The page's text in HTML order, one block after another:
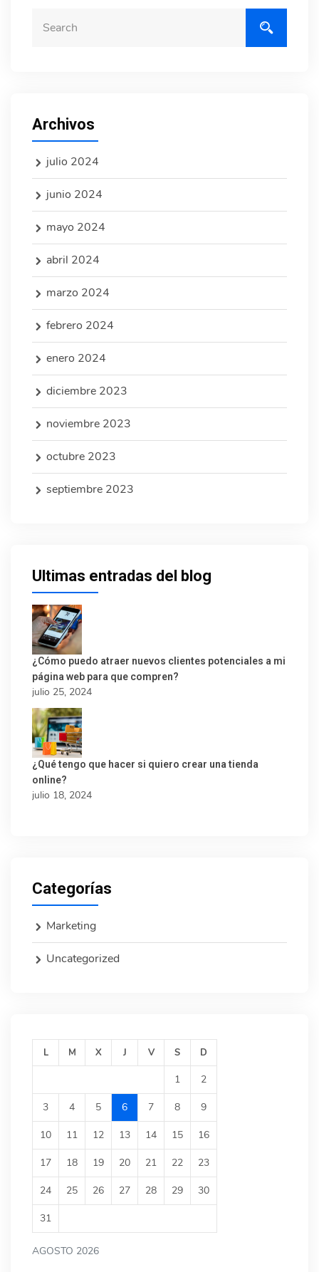
Archivos
julio 2024
junio 2024
mayo 2024
abril 2024
marzo 2024
febrero 2024
enero 2024
diciembre 2023
noviembre 2023
octubre 2023
septiembre 2023
Últimas entradas del blog
¿Cómo puedo atraer nuevos clientes potenciales a mi
página web para que compren?
julio 25, 2024
¿Qué tengo que hacer si quiero crear una tienda
online?
julio 18, 2024
Categorías
Marketing
Uncategorized
AGOSTO 2026
L M X J V S D
1 2
3 4 5 6 7 8 9
10 11 12 13 14 15 16
17 18 19 20 21 22 23
24 25 26 27 28 29 30
31